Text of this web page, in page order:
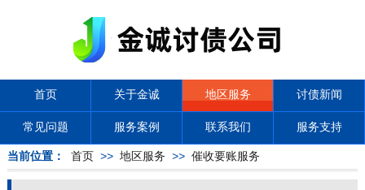
首页 关于金诚 地区服务 讨债新闻
常见问题 服务案例 联系我们 服务支持
当前位置： 首页 >> 地区服务 >> 催收要账服务